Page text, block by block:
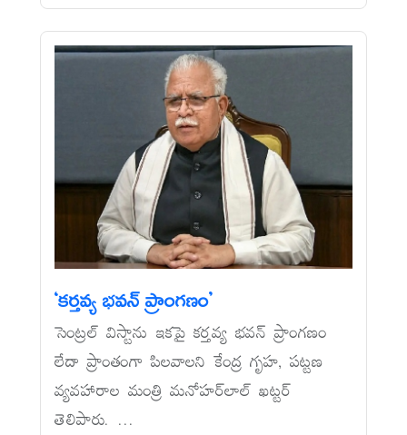
‘కర్తవ్య భవన్‌ ప్రాంగణం’
సెంట్రల్‌ విస్టాను ఇకపై కర్తవ్య భవన్‌ ప్రాంగణం
లేదా ప్రాంతంగా పిలవాలని కేంద్ర గృహ, పట్టణ
వ్యవహారాల మంత్రి మనోహర్‌లాల్‌ ఖట్టర్‌
తెలిపారు. ...